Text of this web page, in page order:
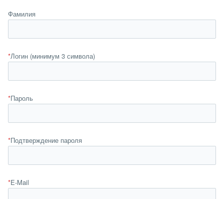
Фамилия
*Логин (минимум 3 символа)
*Пароль
*Подтверждение пароля
*E-Mail